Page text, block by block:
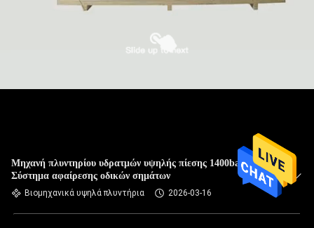
Μηχανή πλυντηρίου υδρατμών υψηλής πίεσης 1400bar
Σύστημα αφαίρεσης οδικών σημάτων
Βιομηχανικά υψηλά πλυντήρια 2026-03-16